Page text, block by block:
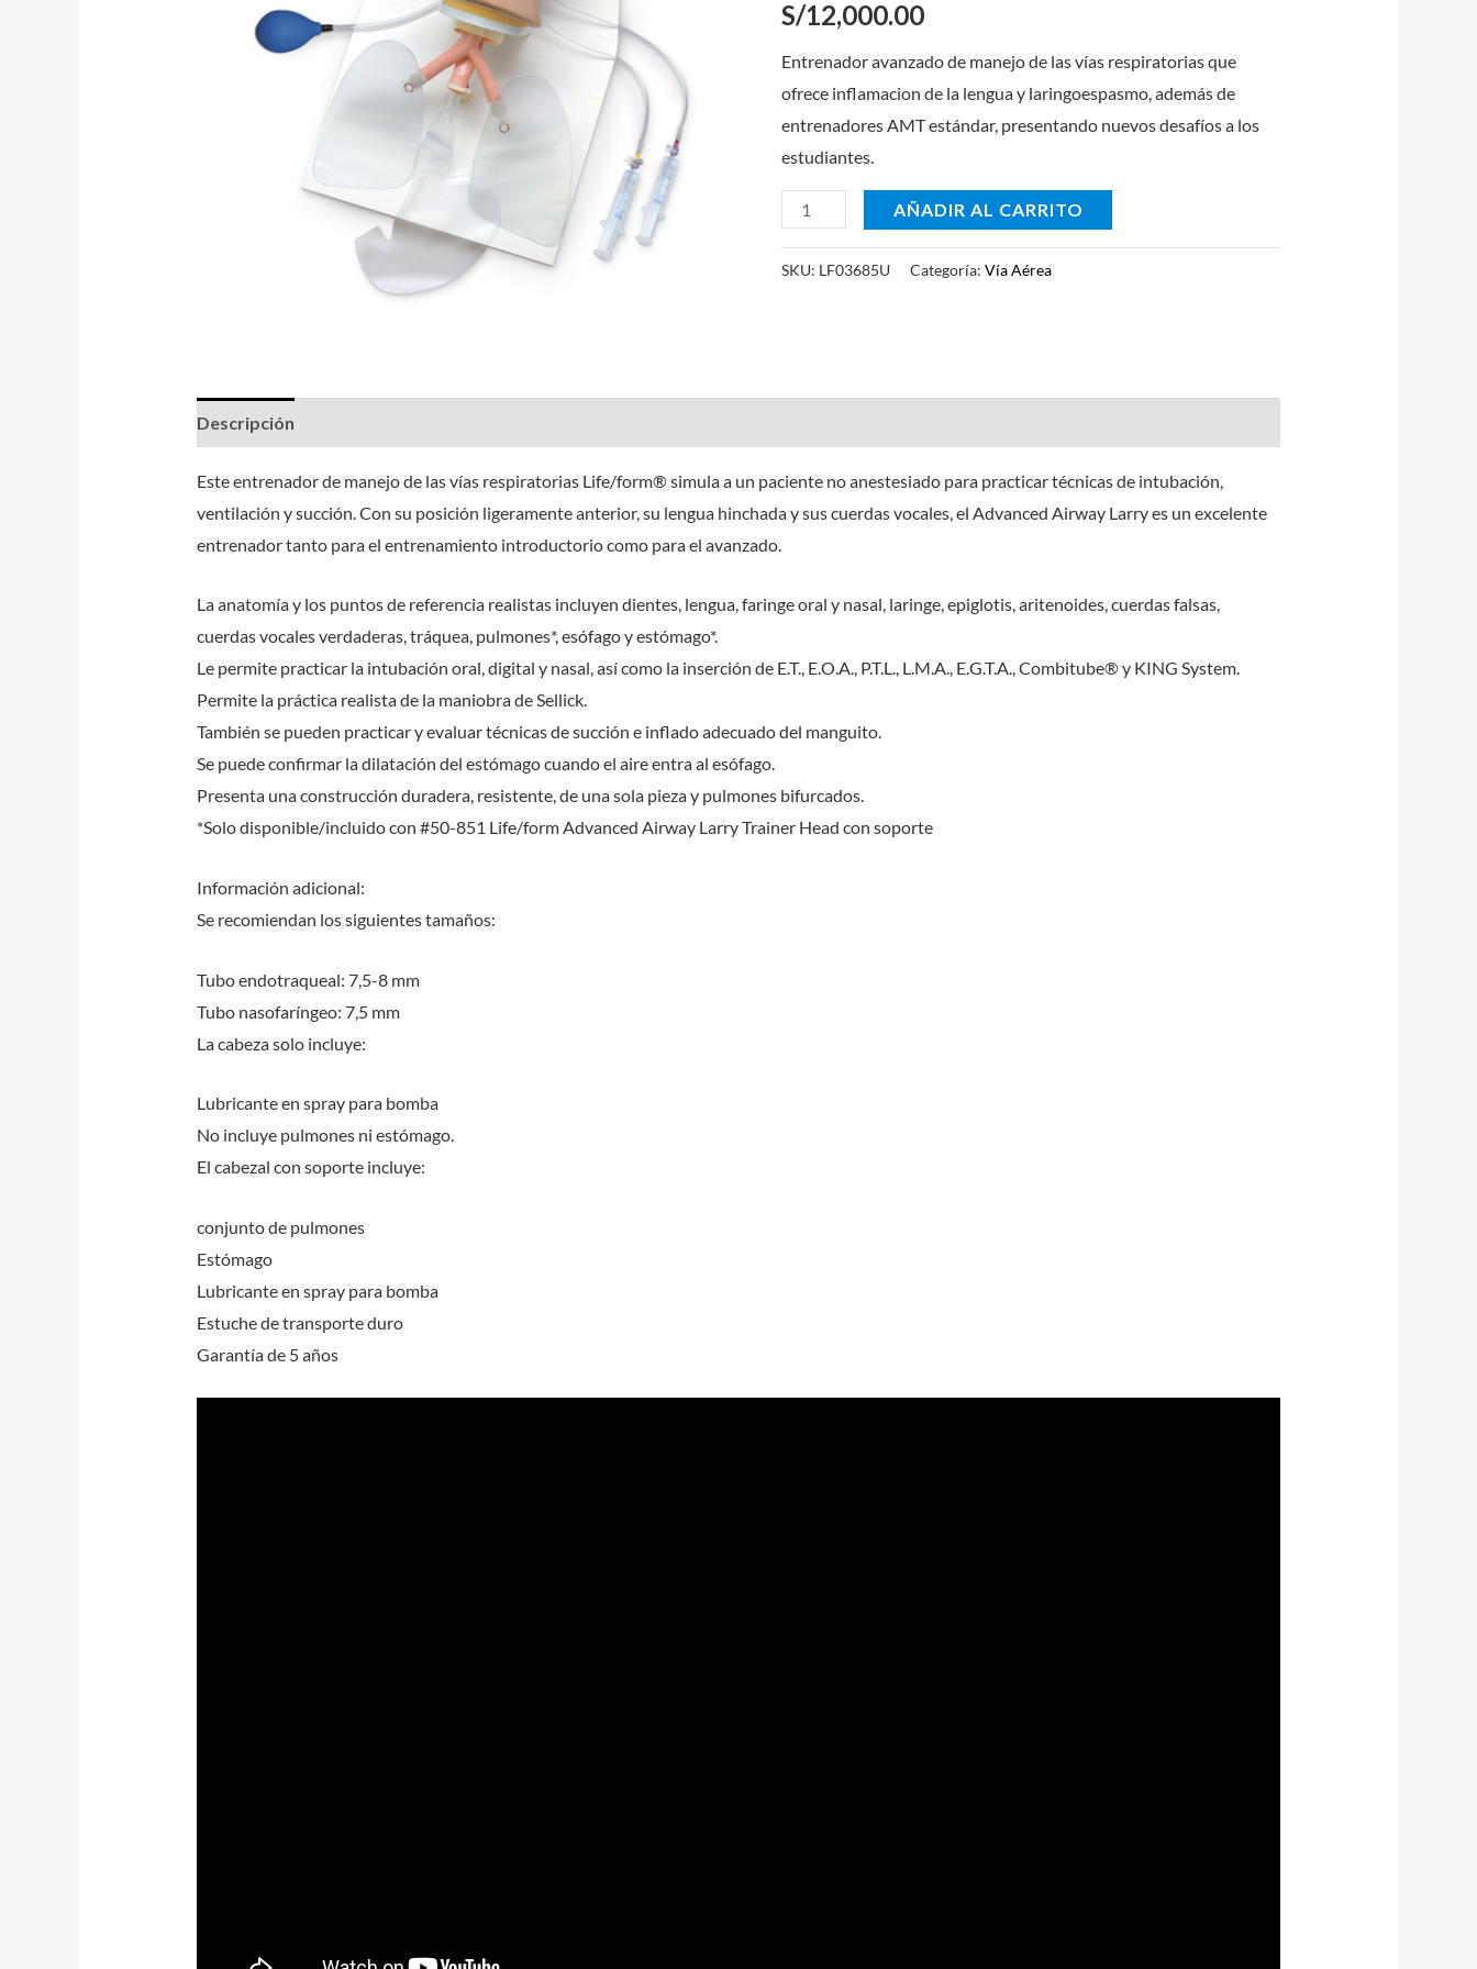
S/12,000.00
Entrenador avanzado de manejo de las vías respiratorias que
ofrece inflamacion de la lengua y laringoespasmo, además de
entrenadores AMT estándar, presentando nuevos desafíos a los
estudiantes.
cantidad
AÑADIR AL CARRITO
SKU: LF03685U Categoría:Vía Aérea
Descripción
Este entrenador de manejo de las vías respiratorias Life/form® simula a un paciente no anestesiado para practicar técnicas de intubación,
ventilación y succión. Con su posición ligeramente anterior, su lengua hinchada y sus cuerdas vocales, el Advanced Airway Larry es un excelente
entrenador tanto para el entrenamiento introductorio como para el avanzado.
La anatomía y los puntos de referencia realistas incluyen dientes, lengua, faringe oral y nasal, laringe, epiglotis, aritenoides, cuerdas falsas,
cuerdas vocales verdaderas, tráquea, pulmones*, esófago y estómago*.
Le permite practicar la intubación oral, digital y nasal, así como la inserción de E.T., E.O.A., P.T.L., L.M.A., E.G.T.A., Combitube® y KING System.
Permite la práctica realista de la maniobra de Sellick.
También se pueden practicar y evaluar técnicas de succión e inflado adecuado del manguito.
Se puede confirmar la dilatación del estómago cuando el aire entra al esófago.
Presenta una construcción duradera, resistente, de una sola pieza y pulmones bifurcados.
*Solo disponible/incluido con #50-851 Life/form Advanced Airway Larry Trainer Head con soporte
Información adicional:
Se recomiendan los siguientes tamaños:
Tubo endotraqueal: 7,5-8 mm
Tubo nasofaríngeo: 7,5 mm
La cabeza solo incluye:
Lubricante en spray para bomba
No incluye pulmones ni estómago.
El cabezal con soporte incluye:
conjunto de pulmones
Estómago
Lubricante en spray para bomba
Estuche de transporte duro
Garantía de 5 años